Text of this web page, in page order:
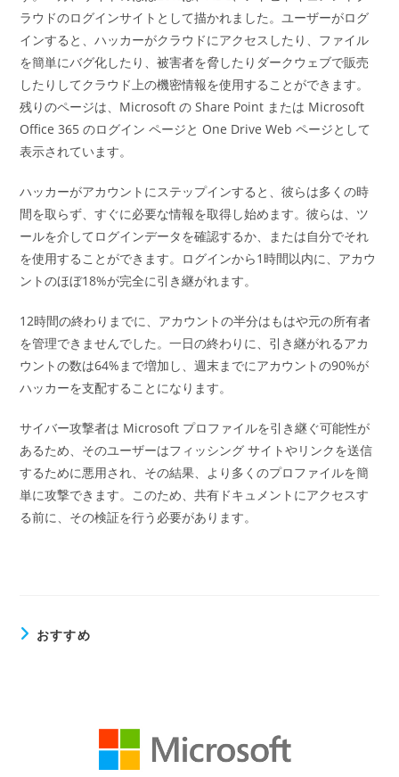
ラウドのログインサイトとして描かれました。ユーザーがログ
インすると、ハッカーがクラウドにアクセスしたり、ファイル
を簡単にバグ化したり、被害者を脅したりダークウェブで販売
したりしてクラウド上の機密情報を使用することができます。
残りのページは、Microsoft の Share Point または Microsoft
Office 365 のログイン ページと One Drive Web ページとして
表示されています。
ハッカーがアカウントにステップインすると、彼らは多くの時
間を取らず、すぐに必要な情報を取得し始めます。彼らは、ツ
ールを介してログインデータを確認するか、または自分でそれ
を使用することができます。ログインから1時間以内に、アカウ
ントのほぼ18%が完全に引き継がれます。
12時間の終わりまでに、アカウントの半分はもはや元の所有者
を管理できませんでした。一日の終わりに、引き継がれるアカ
ウントの数は64%まで増加し、週末までにアカウントの90%が
ハッカーを支配することになります。
サイバー攻撃者は Microsoft プロファイルを引き継ぐ可能性が
あるため、そのユーザーはフィッシング サイトやリンクを送信
するために悪用され、その結果、より多くのプロファイルを簡
単に攻撃できます。このため、共有ドキュメントにアクセスす
る前に、その検証を行う必要があります。
おすすめ